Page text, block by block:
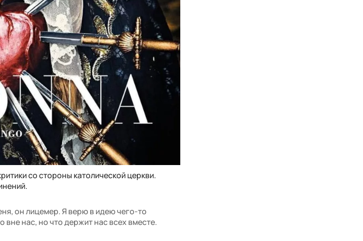
со стороны католической церкви.
он лицемер. Я верю в идею чего-то
нас, но что держит нас всех вместе.